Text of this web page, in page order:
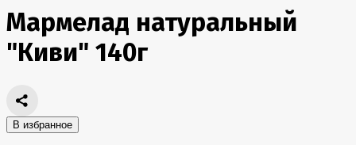
Мармелад натуральный
"Киви" 140г
В избранное